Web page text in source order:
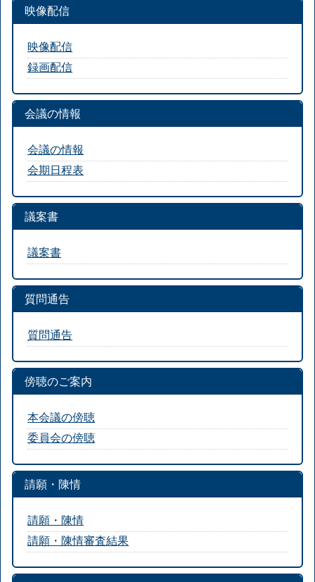
映像配信
映像配信
録画配信
会議の情報
会議の情報
会期日程表
議案書
議案書
質問通告
質問通告
傍聴のご案内
本会議の傍聴
委員会の傍聴
請願・陳情
請願・陳情
請願・陳情審査結果